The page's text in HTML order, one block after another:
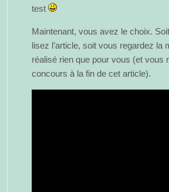
test
Maintenant, vous avez le choix.
lisez l’article, soit vous regardez la
réalisé rien que pour vous (et vous
concours à la fin de cet article).